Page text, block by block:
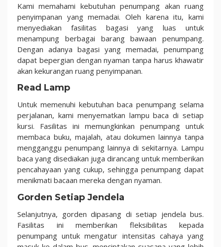
Kami memahami kebutuhan penumpang akan ruang
penyimpanan yang memadai. Oleh karena itu, kami
menyediakan fasilitas bagasi yang luas untuk
menampung berbagai barang bawaan penumpang.
Dengan adanya bagasi yang memadai, penumpang
dapat bepergian dengan nyaman tanpa harus khawatir
akan kekurangan ruang penyimpanan.
Read Lamp
Untuk memenuhi kebutuhan baca penumpang selama
perjalanan, kami menyematkan lampu baca di setiap
kursi. Fasilitas ini memungkinkan penumpang untuk
membaca buku, majalah, atau dokumen lainnya tanpa
mengganggu penumpang lainnya di sekitarnya. Lampu
baca yang disediakan juga dirancang untuk memberikan
pencahayaan yang cukup, sehingga penumpang dapat
menikmati bacaan mereka dengan nyaman.
Gorden Setiap Jendela
Selanjutnya, gorden dipasang di setiap jendela bus.
Fasilitas ini memberikan fleksibilitas kepada
penumpang untuk mengatur intensitas cahaya yang